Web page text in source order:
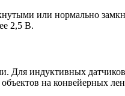
или нормально
2,5 В.
индуктивных
на конвейерных